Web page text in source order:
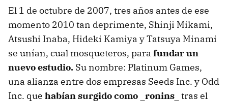
El 1 de octubre de 2007, tres años antes de ese
momento 2010 tan deprimente, Shinji Mikami,
Atsushi Inaba, Hideki Kamiya y Tatsuya Minami
se unían, cual mosqueteros, para fundar un
nuevo estudio. Su nombre: Platinum Games,
una alianza entre dos empresas Seeds Inc. y Odd
Inc. que habían surgido como _ronins_ tras el